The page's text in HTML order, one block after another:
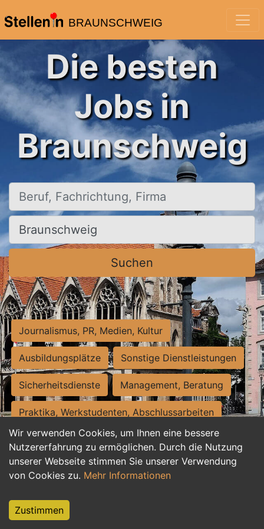
BRAUNSCHWEIG
Wir verwenden Cookies, um Ihnen eine bessere
Nutzererfahrung zu ermöglichen. Durch die Nutzung
unserer Webseite stimmen Sie unserer Verwendung
von Cookies zu. Mehr Informationen
Zustimmen
Die besten
Jobs in
Braunschweig
Beruf, Fachrichtung, Firma
Ort, Stadt
Suchen
Journalismus, PR, Medien, Kultur
Ausbildungsplätze Sonstige Dienstleistungen
Sicherheitsdienste Management, Beratung
Praktika, Werkstudenten, Abschlussarbeiten
Personalwesen Assistenz, Sekretariat
Hilfskräfte, Aushilfs- und Nebenjobs
Weiterbildung, Studium, duale Ausbildung